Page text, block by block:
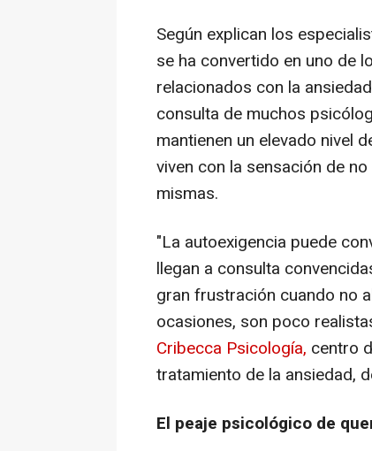
Según explican los
se ha convertido en uno de
relacionados con la
consulta de muchos
mantienen un elevado nivel
viven con la sensación de
mismas.
"La autoexigencia puede
llegan a consulta
gran frustración cuando no
ocasiones, son poco
Cribecca Psicología, centro
tratamiento de la ansiedad,
El peaje psicológico de